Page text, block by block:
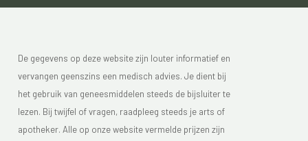
De gegevens op deze website zijn louter informatief en
vervangen geenszins een medisch advies. Je dient bij
het gebruik van geneesmiddelen steeds de bijsluiter te
lezen. Bij twijfel of vragen, raadpleeg steeds je arts of
apotheker. Alle op onze website vermelde prijzen zijn